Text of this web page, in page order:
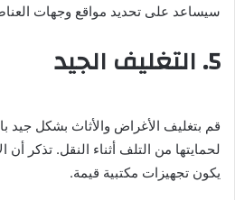
سيساعد على تحديد مواقع وجهات
5. التغليف الجيد
قم بتغليف الأغراض والأثاث بشكل جيد
لحمايتها من التلف أثناء النقل. تذكر
يكون تجهيزات مكتبية قيمة.